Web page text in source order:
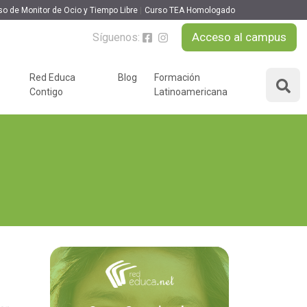
de Monitor de Ocio y Tiempo Libre Curso TEA Homologado
Síguenos: Acceso al campus
Nuevas Tecnologías y
Tics
Ocio y Tiempo Libre
Red Educa
Contigo
Blog
Formación
Latinoamericana